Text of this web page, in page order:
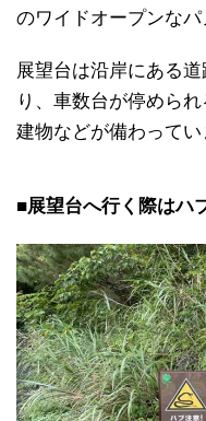
のワイドオープンなパ
展望台は沿岸にある
り、車数台が停めら
建物などが備わってい
■展望台へ行く際はハ